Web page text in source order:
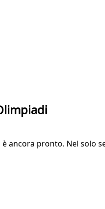
ancora pronto. Nel solo